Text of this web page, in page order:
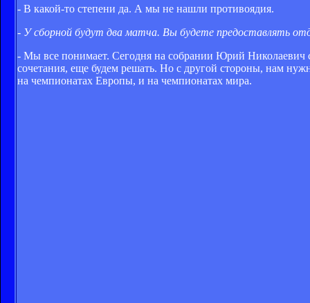
- В какой-то степени да. А мы не нашли противоядия.
- У сборной будут два матча. Вы будете предоставлять
- Мы все понимает. Сегодня на собрании Юрий Николаевич
сочетания, еще будем решать. Но с другой стороны, нам
на чемпионатах Европы, и на чемпионатах мира.